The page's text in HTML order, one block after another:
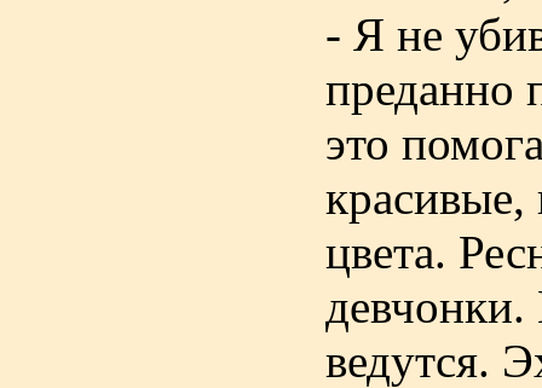
- Я не
преданно
это
красивые,
цвета.
девчонки.
ведутся.